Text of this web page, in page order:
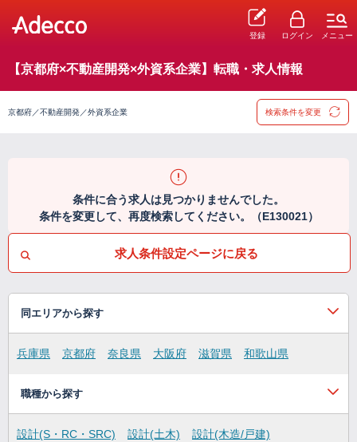
登録 ログイン メニュー
【京都府×不動産開発×外資系企業】転職・求人情報
京都府／不動産開発／外資系企業 検索条件を変更
条件に合う求人は見つかりませんでした。
条件を変更して、再度検索してください。（E130021）
求人条件設定ページに戻る
同エリアから探す
兵庫県 京都府 奈良県 大阪府 滋賀県 和歌山県
職種から探す
設計(S・RC・SRC) 設計(土木)
設計(木造/戸建)